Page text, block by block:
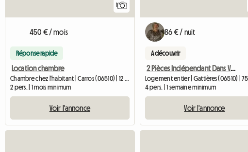
450 € / mois
Réponse rapide
Location chambre
Chambre chez l'habitant | Carros (06510) | 12 M2
2 pers. | 1 mois minimum
Voir l'annonce
86 € / nuit
A découvrir
2 Pièces Indépendant Dans Villa Vue Mer Et Collines
Logement entier | Gattières (06510) |
4 pers. | 1 semaine minimum
Voir l'annonce